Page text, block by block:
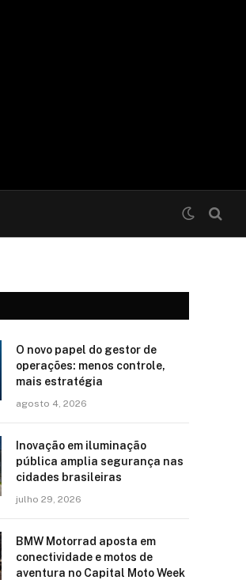
O novo papel do gestor de
operações: menos controle,
mais estratégia
agosto 4, 2026
Inovação em iluminação
pública amplia segurança nas
cidades brasileiras
julho 29, 2026
BMW Motorrad aposta em
conectividade e motos de
aventura no Capital Moto Week